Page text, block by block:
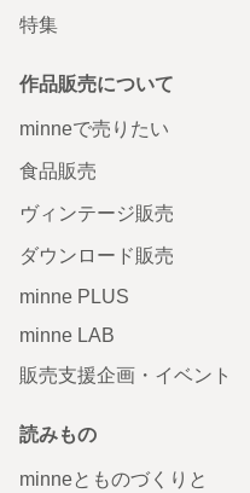
特集
作品販売について
minneで売りたい
食品販売
ヴィンテージ販売
ダウンロード販売
minne PLUS
minne LAB
販売支援企画・イベント
読みもの
minneとものづくりと